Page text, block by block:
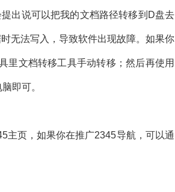
出说可以把我的文档路径转移到D盘去
无法写入，导致软件出现故障。如果你
里文档转移工具手动转移；然后再使用
即可。
页，如果你在推广2345导航，可以通